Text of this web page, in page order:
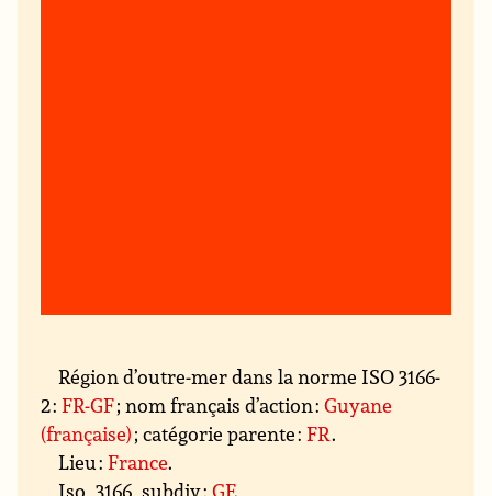
Région d’outre-mer dans la norme ISO 3166-
2 :FR-GF; nom français d’action :Guyane
(française); catégorie parente :FR.
Lieu :France.
Iso_3166_subdiv :GF.